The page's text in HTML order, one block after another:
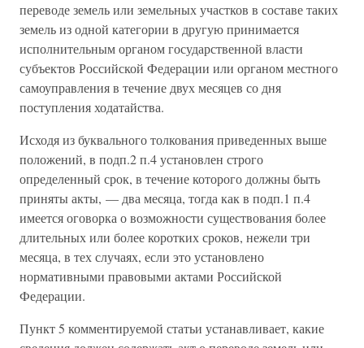
переводе земель или земельных участков в составе таких
земель из одной категории в другую принимается
исполнительным органом государственной власти
субъектов Российской Федерации или органом местного
самоуправления в течение двух месяцев со дня
поступления ходатайства.
Исходя из буквального толкования приведенных выше
положений, в подп.2 п.4 установлен строго
определенный срок, в течение которого должны быть
приняты акты, — два месяца, тогда как в подп.1 п.4
имеется оговорка о возможности существования более
длительных или более коротких сроков, нежели три
месяца, в тех случаях, если это установлено
нормативными правовыми актами Российской
Федерации.
Пункт 5 комментируемой статьи устанавливает, какие